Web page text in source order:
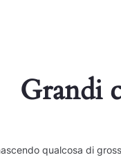
Grandi
qualcosa di